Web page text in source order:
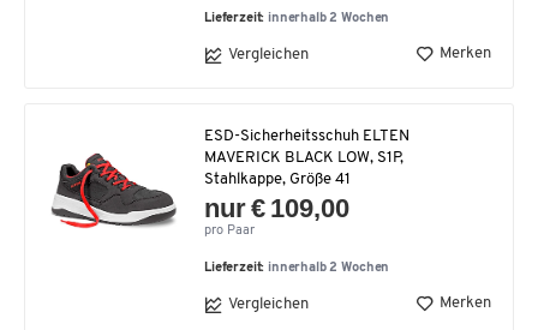
Lieferzeit: innerhalb 2 Wochen
Vergleichen Merken
ESD-Sicherheitsschuh ELTEN
MAVERICK BLACK LOW, S1P,
Stahlkappe, Größe 41
nur € 109,00
pro Paar
Lieferzeit: innerhalb 2 Wochen
Vergleichen Merken